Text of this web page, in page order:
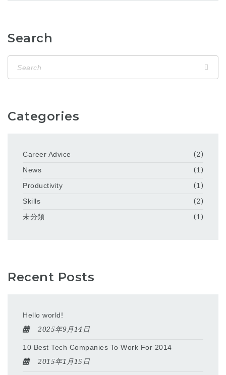
Search
Categories
Career Advice
(2)
News
(1)
Productivity
(1)
Skills
(2)
未分類
(1)
Recent Posts
Hello world!
2025年9月14日
10 Best Tech Companies To Work For 2014
2015年1月15日